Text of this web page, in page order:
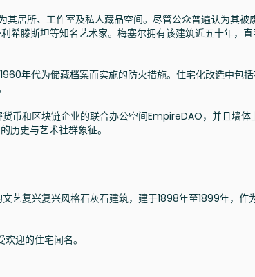
居所、工作室及私人藏品空间。尽管公众普遍认为其被
希滕斯坦等知名艺术家。梅塞尔拥有该建筑近五十年，
年代为储藏档案而实施的防火措施。住宅化改造中包
币和区块链企业的联合办公空间EmpireDAO，并且墙体
历史与艺术社群象征。
艺复兴复兴风格石灰石建筑，建于1898年至1899年，作
迎的住宅闻名。